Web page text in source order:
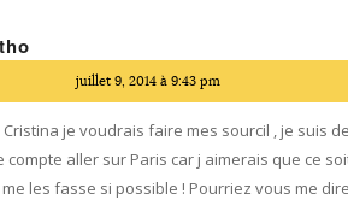
juillet 9, 2014 à 9:43 pm
je voudrais faire mes sourcil , je suis
compte aller sur Paris car j aimerais que ce
les fasse si possible ! Pourriez vous me